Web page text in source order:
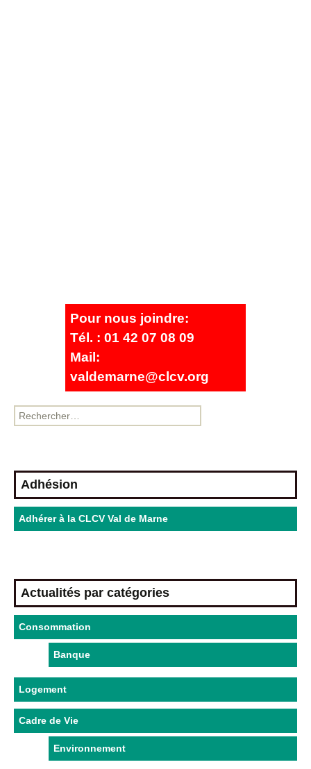
Pour nous joindre:
Tél. : 01 42 07 08 09
Mail:
valdemarne@clcv.org
Adhésion
Adhérer à la CLCV Val de Marne
Actualités par catégories
Consommation
Banque
Logement
Cadre de Vie
Environnement